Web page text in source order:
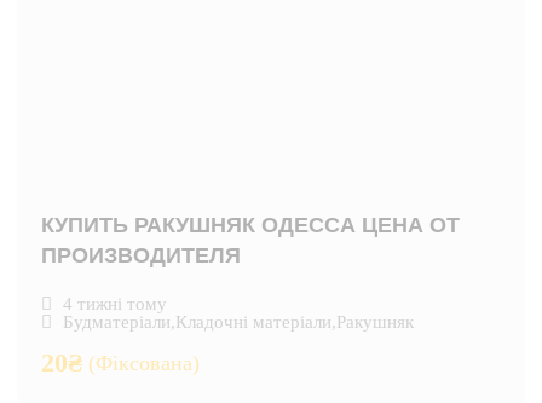
КУПИТЬ РАКУШНЯК ОДЕССА ЦЕНА ОТ
ПРОИЗВОДИТЕЛЯ
4 тижні тому
Будматеріали,Кладочні матеріали,Ракушняк
20₴ (Фіксована)